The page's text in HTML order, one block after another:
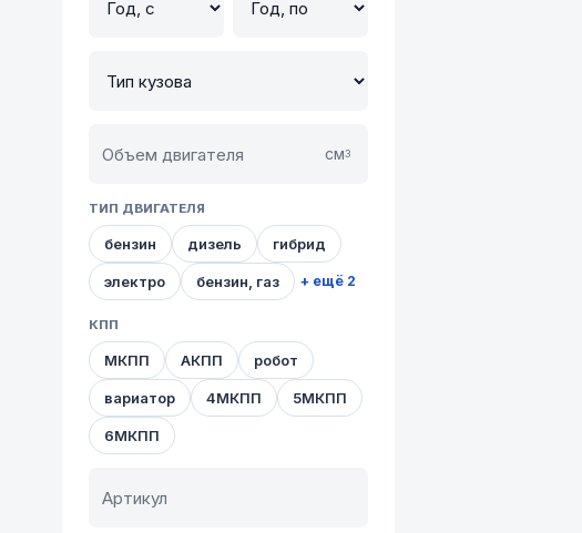
см3
ТИП ДВИГАТЕЛЯ
бензин дизель гибрид
электро бензин, газ + ещё 2
КПП
МКПП АКПП робот
вариатор 4МКПП 5МКПП
6МКПП